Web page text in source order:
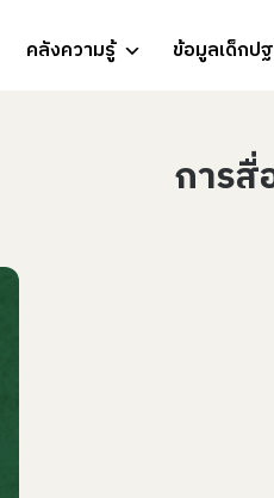
คลังความรู้ ข้อมูลเด็กป
การสื่